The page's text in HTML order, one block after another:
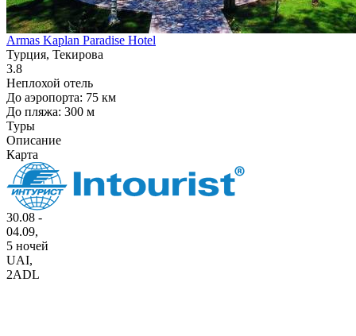
Armas Kaplan Paradise Hotel
Турция, Текирова
3.8
Неплохой отель
До аэропорта: 75 км
До пляжа: 300 м
Туры
Описание
Карта
30.08 -
04.09,
5 ночей
UAI,
2ADL